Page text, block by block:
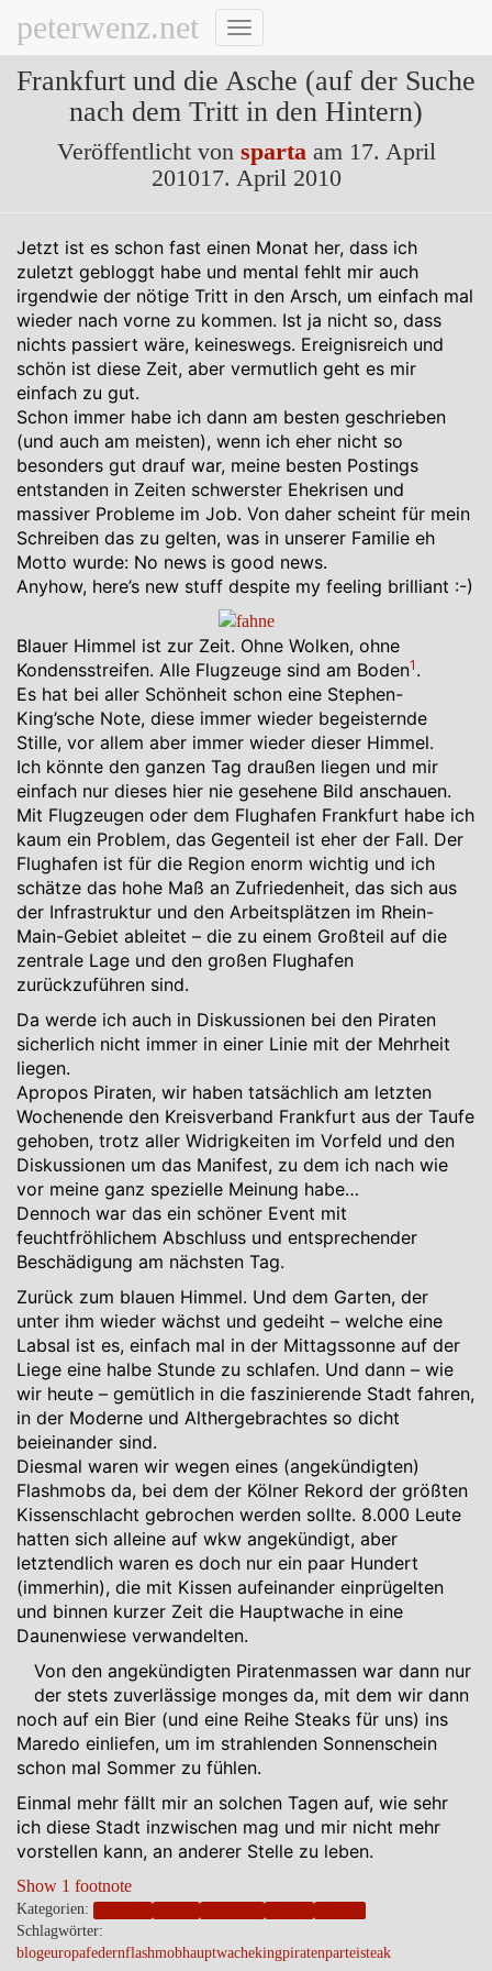
peterwenz.net
Navigation
umschalten
Frankfurt und die Asche (auf der Suche
nach dem Tritt in den Hintern)
Veröffentlicht von spartaam 17. April
201017. April 2010
Jetzt ist es schon fast einen Monat her, dass ich
zuletzt gebloggt habe und mental fehlt mir auch
irgendwie der nötige Tritt in den Arsch, um einfach mal
wieder nach vorne zu kommen. Ist ja nicht so, dass
nichts passiert wäre, keineswegs. Ereignisreich und
schön ist diese Zeit, aber vermutlich geht es mir
einfach zu gut.
Schon immer habe ich dann am besten geschrieben
(und auch am meisten), wenn ich eher nicht so
besonders gut drauf war, meine besten Postings
entstanden in Zeiten schwerster Ehekrisen und
massiver Probleme im Job. Von daher scheint für mein
Schreiben das zu gelten, was in unserer Familie eh
Motto wurde: No news is good news.
Anyhow, here’s new stuff despite my feeling brilliant :-)
Blauer Himmel ist zur Zeit. Ohne Wolken, ohne
Kondensstreifen. Alle Flugzeuge sind am Boden1 .
Es hat bei aller Schönheit schon eine Stephen-
King’sche Note, diese immer wieder begeisternde
Stille, vor allem aber immer wieder dieser Himmel.
Ich könnte den ganzen Tag draußen liegen und mir
einfach nur dieses hier nie gesehene Bild anschauen.
Mit Flugzeugen oder dem Flughafen Frankfurt habe ich
kaum ein Problem, das Gegenteil ist eher der Fall. Der
Flughafen ist für die Region enorm wichtig und ich
schätze das hohe Maß an Zufriedenheit, das sich aus
der Infrastruktur und den Arbeitsplätzen im Rhein-
Main-Gebiet ableitet – die zu einem Großteil auf die
zentrale Lage und den großen Flughafen
zurückzuführen sind.
Da werde ich auch in Diskussionen bei den Piraten
sicherlich nicht immer in einer Linie mit der Mehrheit
liegen.
Apropos Piraten, wir haben tatsächlich am letzten
Wochenende den Kreisverband Frankfurt aus der Taufe
gehoben, trotz aller Widrigkeiten im Vorfeld und den
Diskussionen um das Manifest, zu dem ich nach wie
vor meine ganz spezielle Meinung habe…
Dennoch war das ein schöner Event mit
feuchtfröhlichem Abschluss und entsprechender
Beschädigung am nächsten Tag.
Zurück zum blauen Himmel. Und dem Garten, der
unter ihm wieder wächst und gedeiht – welche eine
Labsal ist es, einfach mal in der Mittagssonne auf der
Liege eine halbe Stunde zu schlafen. Und dann – wie
wir heute – gemütlich in die faszinierende Stadt fahren,
in der Moderne und Althergebrachtes so dicht
beieinander sind.
Diesmal waren wir wegen eines (angekündigten)
Flashmobs da, bei dem der Kölner Rekord der größten
Kissenschlacht gebrochen werden sollte. 8.000 Leute
hatten sich alleine auf wkw angekündigt, aber
letztendlich waren es doch nur ein paar Hundert
(immerhin), die mit Kissen aufeinander einprügelten
und binnen kurzer Zeit die Hauptwache in eine
Daunenwiese verwandelten.
Von den angekündigten Piratenmassen war dann nur
der stets zuverlässige monges da, mit dem wir dann
noch auf ein Bier (und eine Reihe Steaks für uns) ins
Maredo einliefen, um im strahlenden Sonnenschein
schon mal Sommer zu fühlen.
Einmal mehr fällt mir an solchen Tagen auf, wie sehr
ich diese Stadt inzwischen mag und mir nicht mehr
vorstellen kann, an anderer Stelle zu leben.
Show 1 footnote
Kategorien:
Schlagwörter:
blogeuropafedernflashmobhauptwachekingpiratenparteisteak